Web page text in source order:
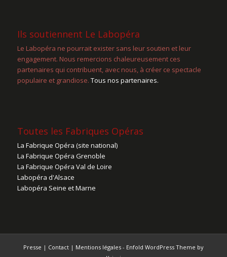
Ils soutiennent Le Labopéra
Le Labopéra ne pourrait exister sans leur soutien et leur
engagement. Nous remercions chaleureusement ces
partenaires qui contribuent, avec nous, à créer ce spectacle
populaire et grandiose. Tous nos partenaires.
Toutes les Fabriques Opéras
La Fabrique Opéra (site national)
La Fabrique Opéra Grenoble
La Fabrique Opéra Val de Loire
Labopéra d'Alsace
Labopéra Seine et Marne
Presse | Contact| Mentions légales- Enfold WordPress Theme by